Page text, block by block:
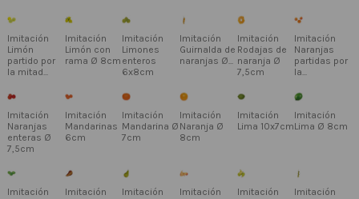
Imitación
Limón
partido por
la mitad...
Imitación
Limón con
rama Ø 8cm
Imitación
Limones
enteros
6x8cm
Imitación
Guirnalda de
naranjas Ø...
Imitación
Rodajas de
naranja Ø
7,5cm
Imitación
Naranjas
partidas por
la...
Imitación
Naranjas
enteras Ø
7,5cm
Imitación
Mandarinas
6cm
Imitación
Mandarina Ø
7cm
Imitación
Naranja Ø
8cm
Imitación
Lima 10x7cm
Imitación
Lima Ø 8cm
Imitación
Imitación
Imitación
Imitación
Imitación
Imitación